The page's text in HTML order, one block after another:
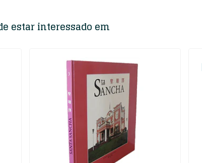
estar interessado em